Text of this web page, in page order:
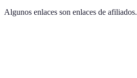
Algunos enlaces son enlaces de afiliados.